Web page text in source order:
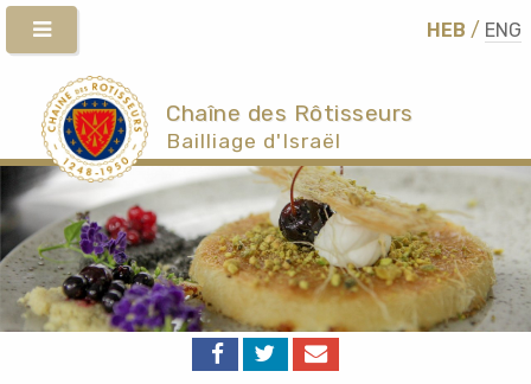
Chaîne des Rôtisseurs
Bailliage d'Israël
HEB / ENG